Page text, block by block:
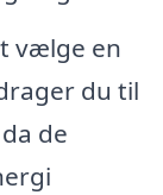
vælge en
du til
de